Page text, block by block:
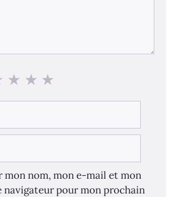
★
★
★
mon nom, mon e-mail et mon
navigateur pour mon prochain